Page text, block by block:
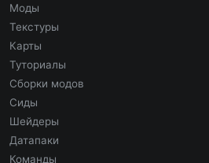
Моды
Текстуры
Карты
Туториалы
Сборки модов
Сиды
Шейдеры
Датапаки
Команды